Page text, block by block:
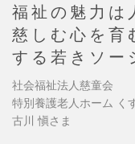
福祉の魅力は
慈しむ心を育
する若きソー
社会福祉法人慈童会
特別養護老人ホーム く
古川 愼さま